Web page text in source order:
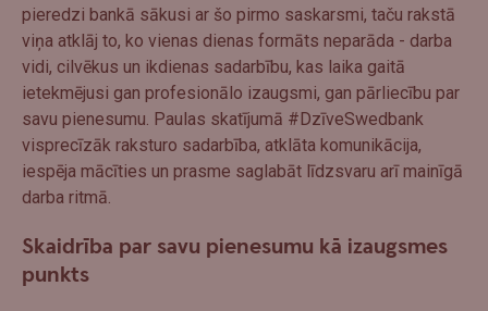
pieredzi bankā sākusi ar šo pirmo saskarsmi, taču rakstā
viņa atklāj to, ko vienas dienas formāts neparāda - darba
vidi, cilvēkus un ikdienas sadarbību, kas laika gaitā
ietekmējusi gan profesionālo izaugsmi, gan pārliecību par
savu pienesumu. Paulas skatījumā #DzīveSwedbank
visprecīzāk raksturo sadarbība, atklāta komunikācija,
iespēja mācīties un prasme saglabāt līdzsvaru arī mainīgā
darba ritmā.
Skaidrība par savu pienesumu kā izaugsmes
punkts